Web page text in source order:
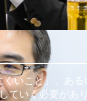
いこと」、あ
いく必要があ